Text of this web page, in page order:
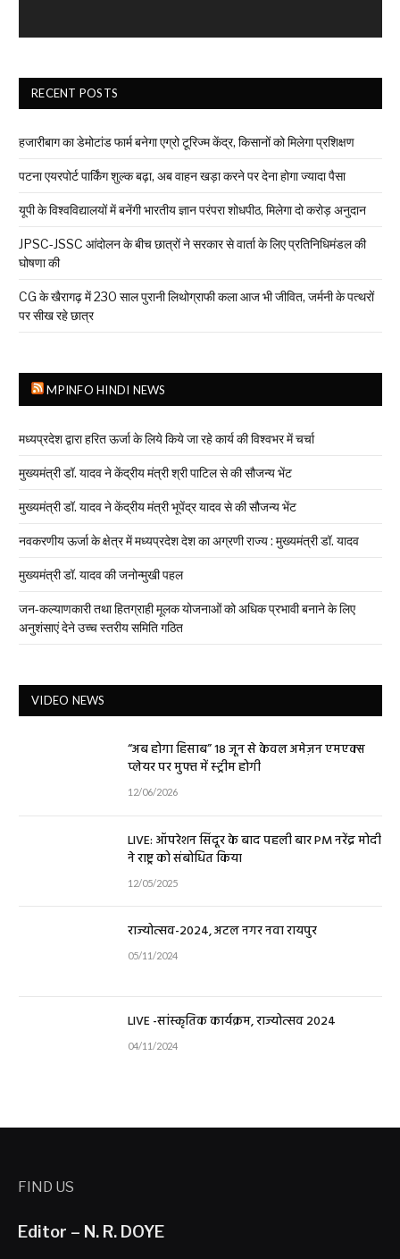
RECENT POSTS
हजारीबाग का डेमोटांड फार्म बनेगा एग्रो टूरिज्म केंद्र, किसानों को मिलेगा प्रशिक्षण
पटना एयरपोर्ट पार्किंग शुल्क बढ़ा, अब वाहन खड़ा करने पर देना होगा ज्यादा पैसा
यूपी के विश्वविद्यालयों में बनेंगी भारतीय ज्ञान परंपरा शोधपीठ, मिलेगा दो करोड़ अनुदान
JPSC-JSSC आंदोलन के बीच छात्रों ने सरकार से वार्ता के लिए प्रतिनिधिमंडल की
घोषणा की
CG के खैरागढ़ में 230 साल पुरानी लिथोग्राफी कला आज भी जीवित, जर्मनी के पत्थरों
पर सीख रहे छात्र
MPINFO HINDI NEWS
मध्यप्रदेश द्वारा हरित ऊर्जा के लिये किये जा रहे कार्य की विश्वभर में चर्चा
मुख्यमंत्री डॉ. यादव ने केंद्रीय मंत्री श्री पाटिल से की सौजन्य भेंट
मुख्यमंत्री डॉ. यादव ने केंद्रीय मंत्री भूपेंद्र यादव से की सौजन्य भेंट
नवकरणीय ऊर्जा के क्षेत्र में मध्यप्रदेश देश का अग्रणी राज्य : मुख्यमंत्री डॉ. यादव
मुख्यमंत्री डॉ. यादव की जनोन्मुखी पहल
जन-कल्याणकारी तथा हितग्राही मूलक योजनाओं को अधिक प्रभावी बनाने के लिए
अनुशंसाएं देने उच्च स्तरीय समिति गठित
VIDEO NEWS
“अब होगा हिसाब” 18 जून से केवल अमेज़न एमएक्स
प्लेयर पर मुफ्त में स्ट्रीम होगी
12/06/2026
LIVE: ऑपरेशन सिंदूर के बाद पहली बार PM नरेंद्र मोदी
ने राष्ट्र को संबोधित किया
12/05/2025
राज्योत्सव-2024, अटल नगर नवा रायपुर
05/11/2024
LIVE -सांस्कृतिक कार्यक्रम, राज्योत्सव 2024
04/11/2024
FIND US
Editor – N. R. DOYE